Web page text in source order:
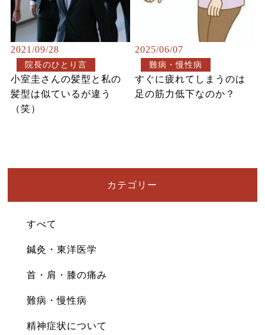
2021/09/28
院長のひとり言
小室圭さんの髪型と私の
髪型は似ているが違う
（笑）
2025/06/07
難病・慢性病
すぐに疲れてしまうのは
足の筋力低下なのか？
カテゴリー
すべて
鍼灸・東洋医学
首・肩・膝の痛み
難病・慢性病
精神症状について